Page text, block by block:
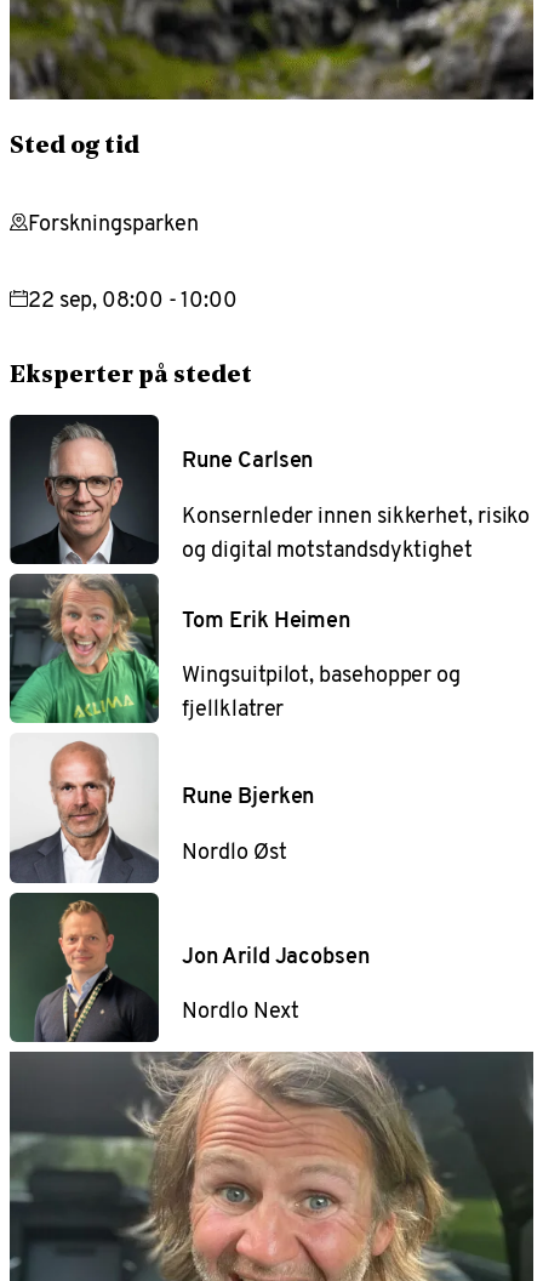
Sted og tid
Forskningsparken
22 sep, 08:00 - 10:00
Eksperter på stedet
Rune Carlsen
Konsernleder innen sikkerhet, risiko
og digital motstandsdyktighet
Tom Erik Heimen
Wingsuitpilot, basehopper og
fjellklatrer
Rune Bjerken
Nordlo Øst
Jon Arild Jacobsen
Nordlo Next